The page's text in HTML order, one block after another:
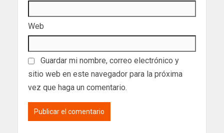
Web
Guardar mi nombre, correo electrónico y
sitio web en este navegador para la próxima
vez que haga un comentario.